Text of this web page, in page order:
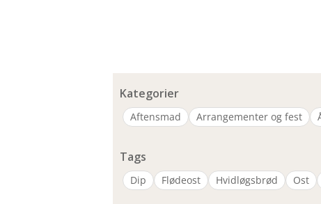
Kategorier
Aftensmad Arrangementer og fest
Tags
Dip Flødeost Hvidløgsbrød Ost